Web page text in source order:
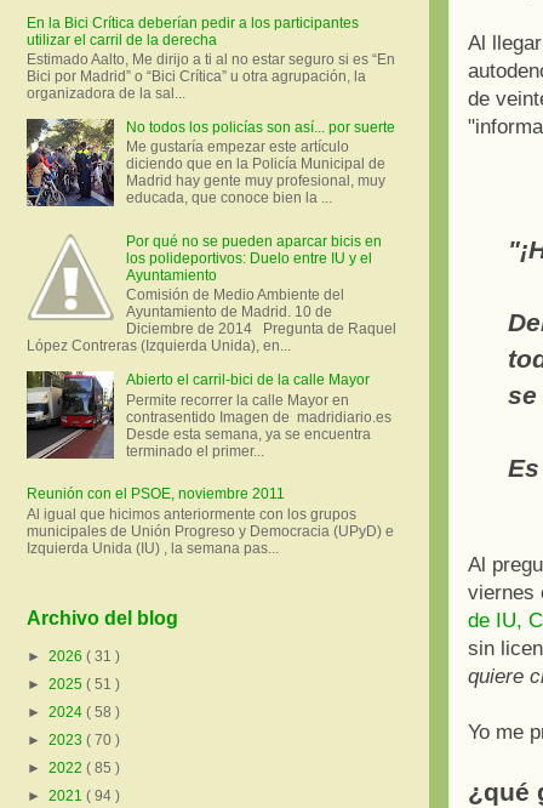
Al
de
se
Al
viernes
de IU,
sin
quiere
Yo me
¿qué
En la Bici Crítica deberían pedir a los participantes
utilizar el carril de la derecha
Estimado Aalto, Me dirijo a ti al no estar seguro si es “En
Bici por Madrid” o “Bici Crítica” u otra agrupación, la
organizadora de la sal...
No todos los policías son así... por suerte
Me gustaría empezar este artículo
diciendo que en la Policía Municipal de
Madrid hay gente muy profesional, muy
educada, que conoce bien la ...
Por qué no se pueden aparcar bicis en
los polideportivos: Duelo entre IU y el
Ayuntamiento
Comisión de Medio Ambiente del
Ayuntamiento de Madrid. 10 de
Diciembre de 2014 Pregunta de Raquel
López Contreras (Izquierda Unida), en...
Abierto el carril-bici de la calle Mayor
Permite recorrer la calle Mayor en
contrasentido Imagen de madridiario.es
Desde esta semana, ya se encuentra
terminado el primer...
Reunión con el PSOE, noviembre 2011
Al igual que hicimos anteriormente con los grupos
municipales de Unión Progreso y Democracia (UPyD) e
Izquierda Unida (IU) , la semana pas...
Archivo del blog
► 2026 ( 31 )
► 2025 ( 51 )
► 2024 ( 58 )
► 2023 ( 70 )
► 2022 ( 85 )
► 2021 ( 94 )